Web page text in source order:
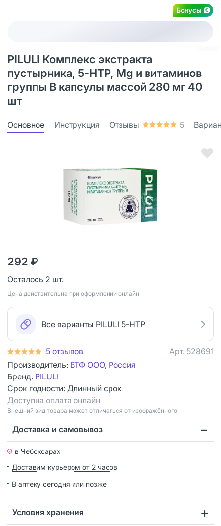
Бонусы
PILULI Комплекс экстракта
пустырника, 5-НТР, Mg и витаминов
группы В капсулы массой 280 мг 40
шт
Основное Инструкция Отзывы 5
292 ₽
Осталось 2 шт.
Цена действительна при оформлении онлайн
Все варианты PILULI 5-НТР
5 отзывов Арт. 528691
Производитель: ВТФ ООО, Россия
Бренд: PILULI
Срок годности: Длинный срок
Доступна оплата онлайн
Bнешний вид товара может отличаться от изображённого
Доставка и самовывоз
в Чебоксарах
Доставим курьером от 2 часов
В аптеку сегодня или позже
Условия хранения